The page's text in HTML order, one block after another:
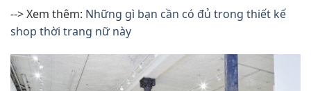
--> Xem thêm: Những gì bạn cần có đủ trong thiết kế
shop thời trang nữ này